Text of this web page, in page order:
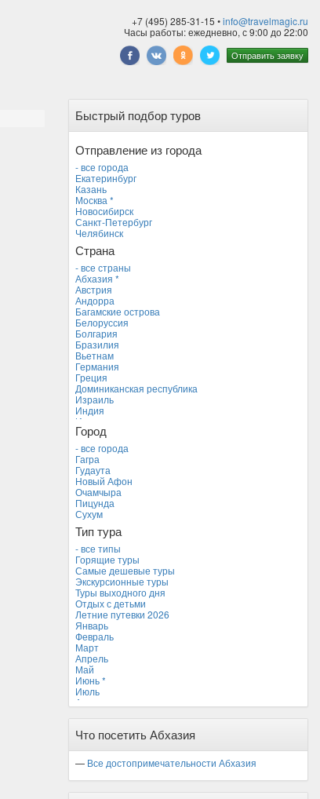
+7 (495) 285-31-15 •info@travelmagic.ru
Часы работы: ежедневно, с 9:00 до 22:00
Отправить заявку
Быстрый подбор туров
Отправление из города
- все города
Екатеринбург
Казань
Москва *
Новосибирск
Санкт-Петербург
Челябинск
Страна
- все страны
Абхазия *
Австрия
Андорра
Багамские острова
Белоруссия
Болгария
Бразилия
Вьетнам
Германия
Греция
Доминиканская республика
Израиль
Индия
Индонезия
Иордания
Италия
Камбоджа
Кипр
Куба
Мальдивские острова
Мальта
Новая Зеландия
Объединенные Арабские Эмираты
Россия
Таиланд
Тунис
Турция
Финляндия
Франция
Хорватия
Черногория
Чехия
Город
- все города
Гагра
Гудаута
Новый Афон
Очамчыра
Пицунда
Сухум
Тип тура
- все типы
Горящие туры
Самые дешевые туры
Экскурсионные туры
Туры выходного дня
Отдых с детьми
Летние путевки 2026
Январь
Февраль
Март
Апрель
Май
Июнь *
Июль
Август
Ноябрь
Что посетить Абхазия
— Все достопримечательности Абхазия